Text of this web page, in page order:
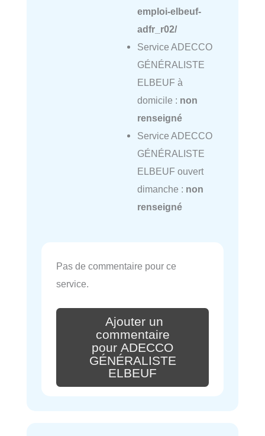
emploi-elbeuf-
adfr_r02/
Service ADECCO
GÉNÉRALISTE
ELBEUF à
domicile : non
renseigné
Service ADECCO
GÉNÉRALISTE
ELBEUF ouvert
dimanche : non
renseigné
Pas de commentaire pour ce
service.
Ajouter un
commentaire
pour ADECCO
GÉNÉRALISTE
ELBEUF